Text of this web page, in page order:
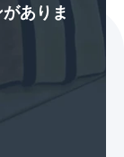
ありま